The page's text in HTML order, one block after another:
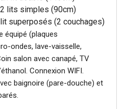
lits simples (90cm)
superposés (2 couchages)
équipé (plaques
ondes, lave-vaisselle,
salon avec canapé, TV
Connexion WIFI.
baignoire (pare-douche) et